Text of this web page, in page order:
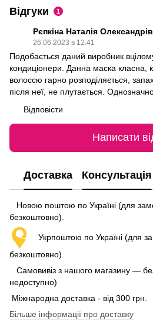
Відгуки 1
Рєпкіна Наталія
26.06.2023 в 12:41
Подобається даний виробник
кондиціонери. Данна маска класна,
волоссю гарно розподіляється,
після неї, не плутається.
Відповісти
Написати
Доставка Консультація
Новою поштою по Україні (для
безкоштовно).
Укрпоштою по Україні (для
безкоштовно).
Самовивіз з нашого магазину —
недоступно)
Міжнародна доставка - від 300 грн.
Більше інформації про доставку